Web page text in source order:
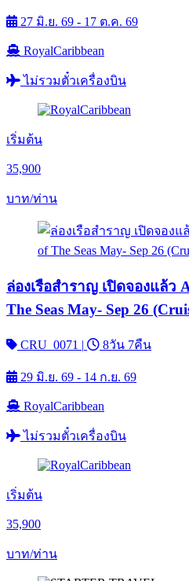
27 มิ.ย. 69 - 17 ต.ค. 69
RoyalCaribbean
ไม่รวมตั๋วเครื่องบิน
เริ่มต้น
35,900
บาท/ท่าน
ล่องเรือสำราญ เปิดจองแล้ว
The Seas May- Sep 26
CRU_0071 | 8วัน 7คืน
29 มิ.ย. 69 - 14 ก.ย. 69
RoyalCaribbean
ไม่รวมตั๋วเครื่องบิน
เริ่มต้น
35,900
บาท/ท่าน